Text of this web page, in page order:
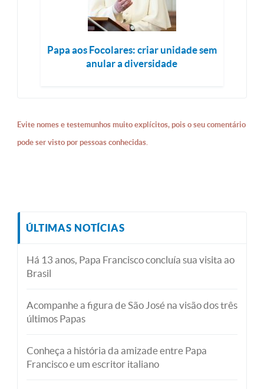
Papa aos Focolares: criar unidade sem
anular a diversidade
Evite nomes e testemunhos muito explícitos, pois o seu comentário
pode ser visto por pessoas conhecidas.
ÚLTIMAS NOTÍCIAS
Há 13 anos, Papa Francisco concluía sua visita ao
Brasil
Acompanhe a figura de São José na visão dos três
últimos Papas
Conheça a história da amizade entre Papa
Francisco e um escritor italiano